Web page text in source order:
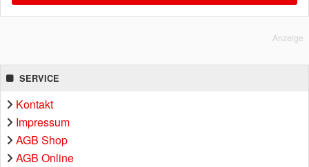
Anzeige
SERVICE
Kontakt
Impressum
AGB Shop
AGB Online